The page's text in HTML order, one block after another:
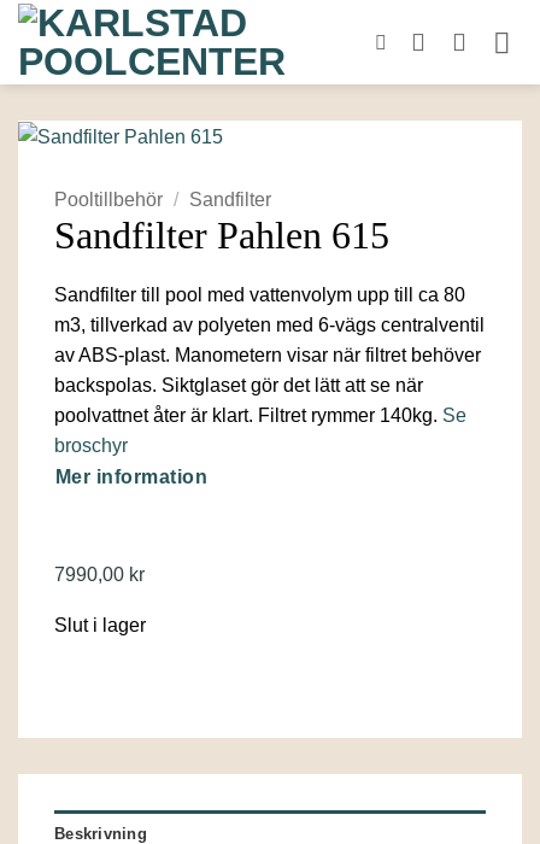
Skip
content
Pooltillbehör / Sandfilter
Sandfilter Pahlen 615
Sandfilter till pool med vattenvolym upp till ca 80
m3, tillverkad av polyeten med 6-vägs centralventil
av ABS-plast. Manometern visar när filtret behöver
backspolas. Siktglaset gör det lätt att se när
poolvattnet åter är klart. Filtret rymmer 140kg. Se
broschyr
Mer information
7990,00 kr
Slut i lager
Beskrivning